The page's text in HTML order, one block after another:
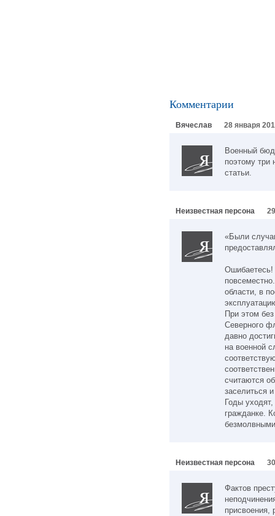
Комментарии
Вячеслав 28 января
Военный
поэтому три
статьи.
Неизвестная персона
«Были
области, в
При этом
Северного
давно
на военной
считаются
заселиться
Годы
гражданке.
Неизвестная персона
Фактов
присвоения,